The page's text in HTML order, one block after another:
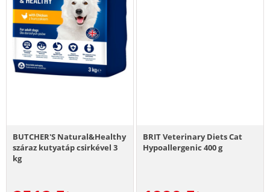
BUTCHER'S Natural&Healthy
száraz kutyatáp csirkével 3
kg
BRIT Veterinary Diets Cat
Hypoallergenic 400 g